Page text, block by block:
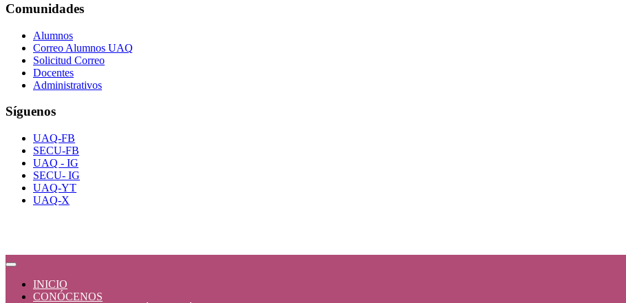
Comunidades
Alumnos
Correo Alumnos UAQ
Solicitud Correo
Docentes
Administrativos
Síguenos
UAQ-FB
SECU-FB
UAQ - IG
SECU- IG
UAQ-YT
UAQ-X
INICIO
CONÓCENOS